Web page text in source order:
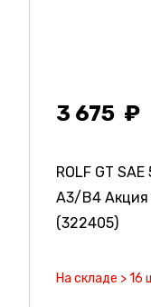
3 675
ROLF GT
A3/B4 Акция
(322405)
На складе > 16